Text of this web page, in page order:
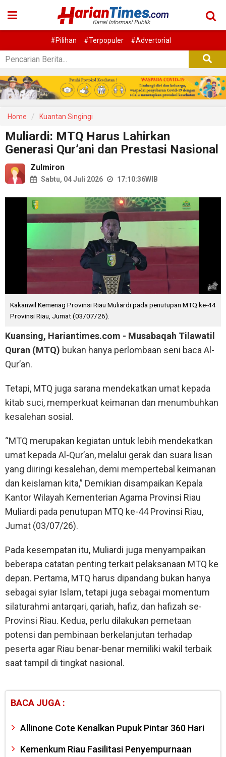
#Pilihan #Terpopuler #Advertorial
Home Kuantan Singingi
Muliardi: MTQ Harus Lahirkan
Generasi Qur’ani dan Prestasi Nasional
Zulmiron
Sabtu, 04 Juli 2026 17:10:36WIB
Kakanwil Kemenag Provinsi Riau Muliardi pada penutupan MTQ ke-44
Provinsi Riau, Jumat (03/07/26).
Kuansing, Hariantimes.com - Musabaqah Tilawatil
Quran (MTQ) bukan hanya perlombaan seni baca Al-
Qur’an.
Tetapi, MTQ juga sarana mendekatkan umat kepada
kitab suci, memperkuat keimanan dan menumbuhkan
kesalehan sosial.
“MTQ merupakan kegiatan untuk lebih mendekatkan
umat kepada Al-Qur’an, melalui gerak dan suara lisan
yang diiringi kesalehan, demi mempertebal keimanan
dan keislaman kita,” Demikian disampaikan Kepala
Kantor Wilayah Kementerian Agama Provinsi Riau
Muliardi pada penutupan MTQ ke-44 Provinsi Riau,
Jumat (03/07/26).
Pada kesempatan itu, Muliardi juga menyampaikan
beberapa catatan penting terkait pelaksanaan MTQ ke
depan. Pertama, MTQ harus dipandang bukan hanya
sebagai syiar Islam, tetapi juga sebagai momentum
silaturahmi antarqari, qariah, hafiz, dan hafizah se-
Provinsi Riau. Kedua, perlu dilakukan pemetaan
potensi dan pembinaan berkelanjutan terhadap
peserta agar Riau benar-benar memiliki wakil terbaik
saat tampil di tingkat nasional.
BACA JUGA :
Allinone Cote Kenalkan Pupuk Pintar 360 Hari
Kemenkum Riau Fasilitasi Penyempurnaan